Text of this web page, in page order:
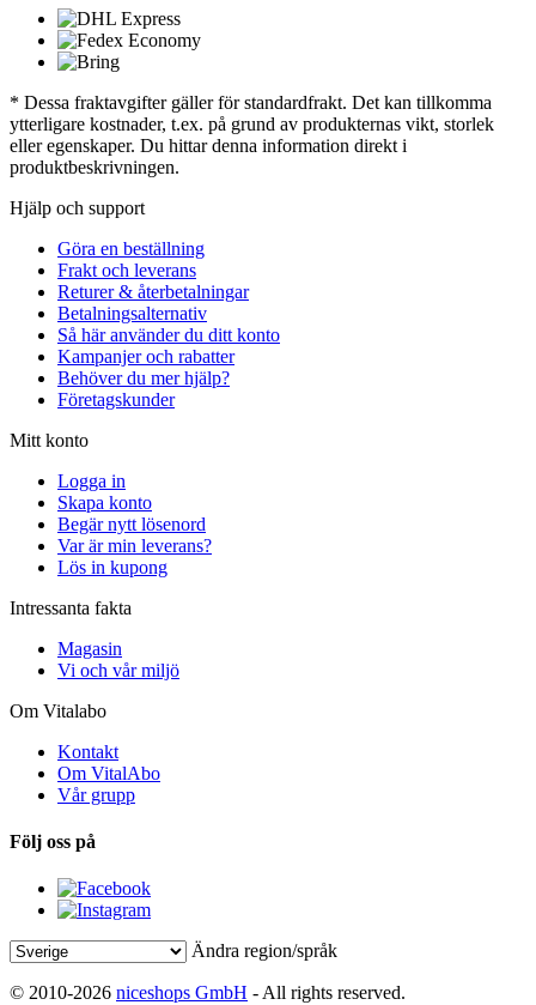
* Dessa fraktavgifter gäller för standardfrakt. Det kan tillkomma
ytterligare kostnader, t.ex. på grund av produkternas vikt, storlek
eller egenskaper. Du hittar denna information direkt i
produktbeskrivningen.
Hjälp och support
Göra en beställning
Frakt och leverans
Returer & återbetalningar
Betalningsalternativ
Så här använder du ditt konto
Kampanjer och rabatter
Behöver du mer hjälp?
Företagskunder
Mitt konto
Logga in
Skapa konto
Begär nytt lösenord
Var är min leverans?
Lös in kupong
Intressanta fakta
Magasin
Vi och vår miljö
Om Vitalabo
Kontakt
Om VitalAbo
Vår grupp
Följ oss på
Ändra region/språk
© 2010-2026 niceshops GmbH - All rights reserved.